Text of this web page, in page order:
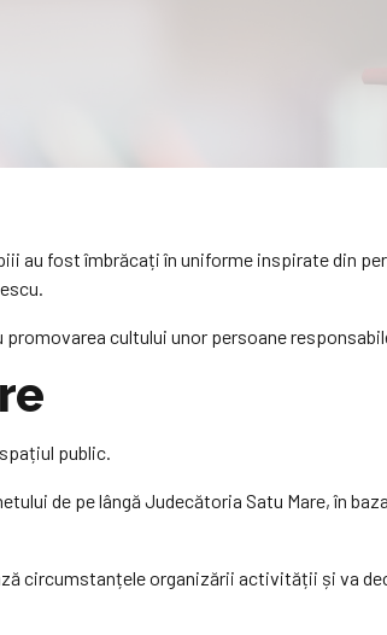
au fost îmbrăcați în uniforme inspirate din
promovarea cultului unor persoane
public.
de pe lângă Judecătoria Satu Mare, în
circumstanțele organizării activității și va